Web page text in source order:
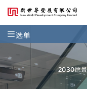
选单
2030愿景